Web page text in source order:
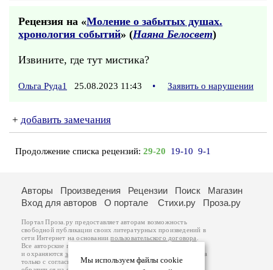
Рецензия на «Моление о забытых душах.
хронология событий» (Наяна Белосвет)
Извините, где тут мистика?
Ольга Руда1 25.08.2023 11:43 • Заявить о нарушении
+ добавить замечания
Продолжение списка рецензий: 29-20 19-10 9-1
Мы используем файлы cookie
Авторы Произведения Рецензии Поиск
Магазин
Вход для авторов
О портале Стихи.ру Проза.ру
Портал Проза.ру предоставляет авторам возможность
свободной публикации своих литературных произведений в
сети Интернет на основаниипользовательского договора
Все авторские права на произведения принадлежат авторам
и охраняются законом
. Перепечатка произведений возможна
только с согласия его автора, к которому вы можете